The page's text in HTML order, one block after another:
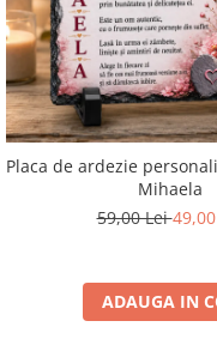
Placa de ardezie
Mihaela
59,00 Lei
ADAUGA IN